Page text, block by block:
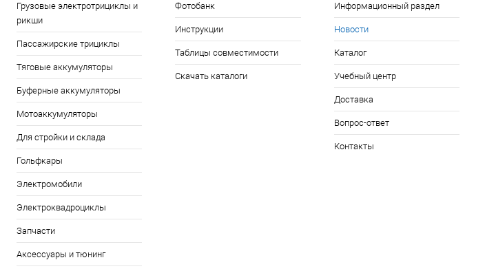
Грузовые электротрициклы и
рикши
Пассажирские трициклы
Тяговые аккумуляторы
Буферные аккумуляторы
Мотоаккумуляторы
Для стройки и склада
Гольфкары
Электромобили
Электроквадроциклы
Запчасти
Аксессуары и тюнинг
Фотобанк
Инструкции
Таблицы совместимости
Скачать каталоги
Информационный раздел
Новости
Каталог
Учебный центр
Доставка
Вопрос-ответ
Контакты